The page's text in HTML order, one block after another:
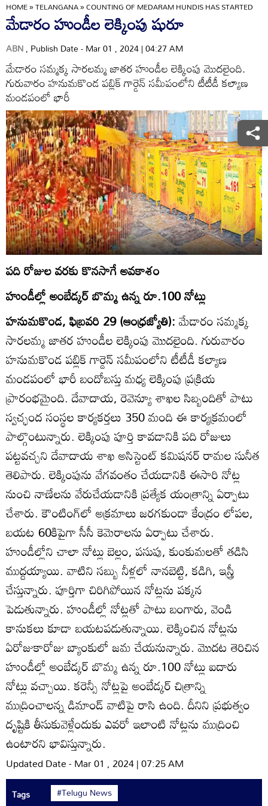
HOME»TELANGANA»COUNTING OF MEDARAM HUNDIS HAS STARTED
మేడారం హుండీల లెక్కింపు షురూ
ABN, Publish Date - Mar 01 , 2024 | 04:27 AM
మేడారం సమ్మక్క సారలమ్మ జాతర హుండీల లెక్కింపు మొదలైంది.
గురువారం హనుమకొండ పబ్లిక్‌ గార్డెన్‌ సమీపంలోని టీటీడీ కల్యాణ
మండపంలో భారీ
పది రోజుల వరకు కొనసాగే అవకాశం
హుండీల్లో అంబేడ్కర్‌ బొమ్మ ఉన్న రూ.100 నోట్లు
హనుమకొండ, ఫిబ్రవరి 29 (ఆంధ్రజ్యోతి):మేడారం సమ్మక్క
సారలమ్మ జాతర హుండీల లెక్కింపు మొదలైంది. గురువారం
హనుమకొండ పబ్లిక్‌ గార్డెన్‌ సమీపంలోని టీటీడీ కల్యాణ
మండపంలో భారీ బందోబస్తు మధ్య లెక్కింపు ప్రక్రియ
ప్రారంభమైంది. దేవాదాయ, రెవెన్యూ శాఖల సిబ్బందితో పాటు
స్వచ్ఛంద సంస్థల కార్యకర్తలు 350 మంది ఈ కార్యక్రమంలో
పాల్గొంటున్నారు. లెక్కింపు పూర్తి కావడానికి పది రోజులు
పట్టవచ్చని దేవాదాయ శాఖ అసిస్టెంట్‌ కమిషనర్‌ రామల సునీత
తెలిపారు. లెక్కింపును వేగవంతం చేయడానికి ఈసారి నోట్ల
నుంచి నాణేలను వేరుచేయడానికి ప్రత్యేక యంత్రాన్ని ఏర్పాటు
చేశారు. కౌంటింగ్‌లో అక్రమాలు జరగకుండా కేంద్రం లోపల,
బయట 60కిపైగా సీసీ కెమెరాలను ఏర్పాటు చేశారు.
హుండీల్లోని చాలా నోట్లు బెల్లం, పసుపు, కుంకుమలతో తడిసి
ముద్దయ్యాయి. వాటిని సబ్బు నీళ్లలో నానబెట్టి, కడిగి, ఇస్త్రీ
చేస్తున్నారు. పూర్తిగా చిరిగిపోయిన నోట్లను పక్కన
పెడుతున్నారు. హుండీల్లో నోట్లతో పాటు బంగారు, వెండి
కానుకలు కూడా బయటపడుతున్నాయి. లెక్కించిన నోట్లను
ఏరోజుకారోజు బ్యాంకులో జమ చేయనున్నారు. మొదట తెరిచిన
హుండీల్లో అంబేడ్కర్‌ బొమ్మ ఉన్న రూ.100 నోట్లు ఐదారు
నోట్లు వచ్చాయి. కరెన్సీ నోట్లపై అంబేడ్కర్‌ చిత్రాన్ని
ముద్రించాలన్న డిమాండ్‌ వాటిపై రాసి ఉంది. దీనిని ప్రభుత్వం
దృష్టికి తీసుకువెళ్లేందుకు ఎవరో ఇలాంటి నోట్లను ముద్రించి
ఉంటారని భావిస్తున్నారు.
Updated Date - Mar 01 , 2024 | 07:25 AM
Tags #Telugu News